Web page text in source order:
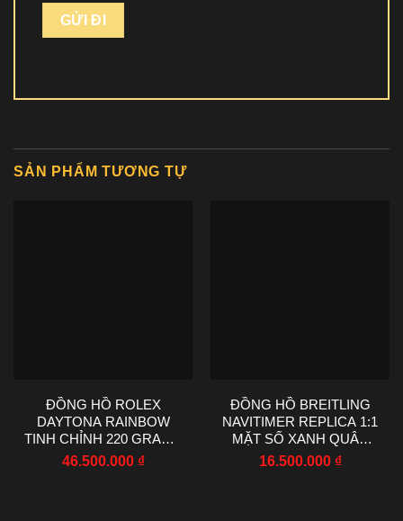
SẢN PHẨM TƯƠNG TỰ
ĐỒNG HỒ ROLEX
DAYTONA RAINBOW
TINH CHỈNH 220 GRAMS
MOISSANITE RUBY
46.500.000 ₫
ĐỒNG HỒ BREITLING
NAVITIMER REPLICA 1:1
MẶT SỐ XANH QUÂN
ĐỘI EF FACTORY 43MM
16.500.000 ₫